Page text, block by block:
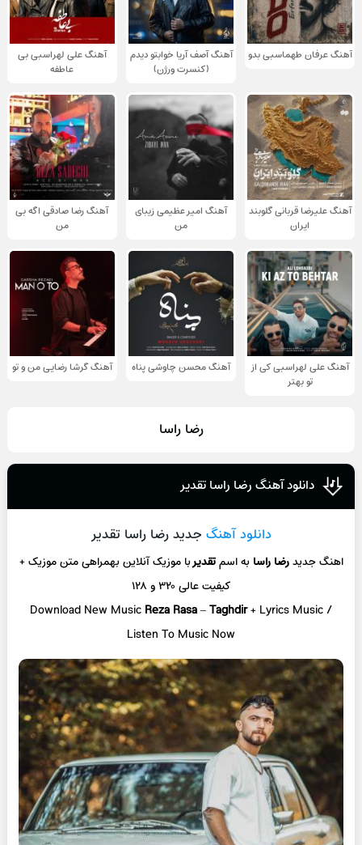
آهنگ عرفان طهماسبی بدو
آهنگ آصف آریا خوابتو دیدم
(کنسرت ورژن)
آهنگ علی لهراسبی بی
عاطفه
آهنگ علیرضا قربانی گلوبند
ایران
آهنگ امیر عظیمی زیبای
من
آهنگ رضا صادقی اگه بی
من
آهنگ علی لهراسبی کی از
تو ‌بهتر
آهنگ محسن چاوشی پناه آهنگ گرشا رضایی من و تو
رضا راسا
دانلود آهنگ رضا راسا تقدیر
دانلود آهنگ جدید رضا راسا تقدیر
اهنگ جدیدرضا راسابه اسمتقدیربا موزیک آنلاینبهمراهی متن موزیک +
کیفیت عالی ۳۲۰ و ۱۲۸
Download New Music Reza Rasa–Taghdir+ Lyrics Music /
Listen To Music Now